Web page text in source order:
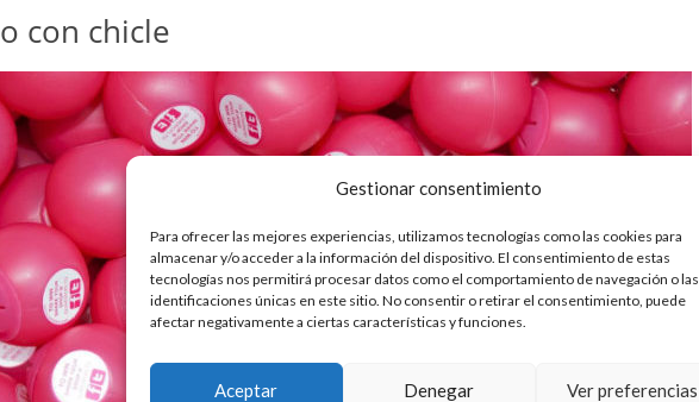
Gestionar consentimiento
Para ofrecer las mejores experiencias, utilizamos tecnologías como las cookies para
almacenar y/o acceder a la información del dispositivo. El consentimiento de estas
tecnologías nos permitirá procesar datos como el comportamiento de navegación o las
identificaciones únicas en este sitio. No consentir o retirar el consentimiento, puede
afectar negativamente a ciertas características y funciones.
Aceptar Denegar Ver preferencias
con chicle